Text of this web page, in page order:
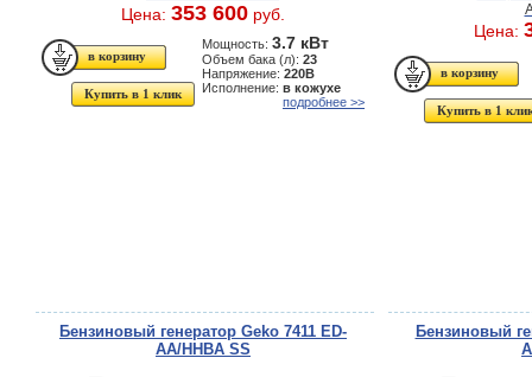
Цена: 353 600 руб.
Купить в 1 клик
Мощность: 3.7 кВт
Объем бака (л): 23
Напряжение: 220В
Исполнение: в кожухе
подробнее >>
Цена:
Купить в 1
Бензиновый генератор Geko 7411 ED-
AA/HHBA SS
Бензиновый